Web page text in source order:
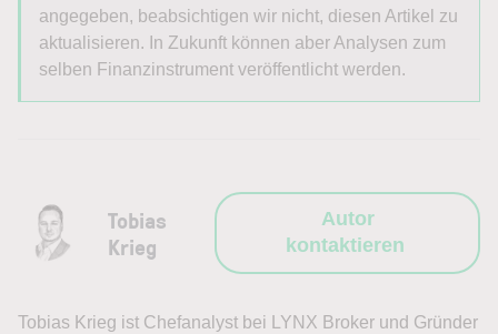
angegeben, beabsichtigen wir nicht, diesen Artikel zu
aktualisieren. In Zukunft können aber Analysen zum
selben Finanzinstrument veröffentlicht werden.
Tobias
Krieg
Autor
kontaktieren
Tobias Krieg ist Chefanalyst bei LYNX Broker und Gründer